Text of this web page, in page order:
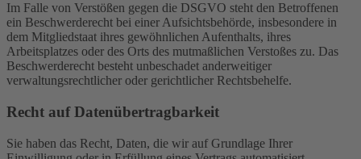
Im Falle von Verstößen gegen die DSGVO steht den Betroffenen
ein Beschwerderecht bei einer Aufsichtsbehörde, insbesondere in
dem Mitgliedstaat ihres gewöhnlichen Aufenthalts, ihres
Arbeitsplatzes oder des Orts des mutmaßlichen Verstoßes zu. Das
Beschwerderecht besteht unbeschadet anderweitiger
verwaltungsrechtlicher oder gerichtlicher Rechtsbehelfe.
Recht auf Daten­übertrag­barkeit
Sie haben das Recht, Daten, die wir auf Grundlage Ihrer